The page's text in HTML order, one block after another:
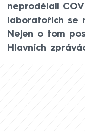
neprodělali
laboratořích se
Nejen o tom
Hlavních